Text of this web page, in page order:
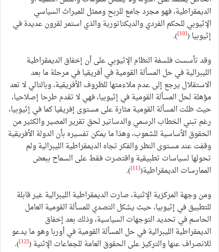
الديمقراطية، فهو مجرد جامع للربح وممثل للميراث السياسي
الإثيوبي للحكم الفردي والديكتاتورية والذي استمر لقرون عديدة في
إثيوبيا ([10]
).
وقد تأسست فلسفة النظام الإثيوبي على أن إخفاق الديمقراطية
الليبرالية في حل المسألة القومية في أفريقيا في مرحلة ما بعد
الاستقلال يرجع إلى عدم ملاءمتها للظروف الأفريقية، وبالتالي لا تعد
مؤهلة لحل المسألة القومية في إثيوبيا، فهي لا تقدم طرحا إصلاحيا،
حيث ظلت المسألة القومية مثارة على مستوى إفريقيا كما في إثيوبيا،
رغم تبني الخطاب الرسمي والدساتير لحق تقرير المصير والكثير من
الحقوق الأساسية للشعوب، وهذا ما يمكن تفسيره بأن الدولة الأفريقية
وقفت عند مستوى النظر والفكر تجاه الديمقراطية الليبرالية ولم
تحولها لسياسات تطبيقية واقتصرت فقط على السماح ببعض
الممارسات الديمقراطية([11]
).
ومن وجهة المركزية الإثنية، صارت الديمقراطية الليبرالية غير قابلة
للتطبيق في إثيوبيا، حيث يشكل التصدي للمسألة القومية العامل
الحاسم في تحديد التوجهات السياسية، وذلك بعد إخفاق
الديمقراطية الليبرالية في حل المسألة القومية في أوربا وهو ما يدعو
للانصراف عنها والتركيز على الحقوق العامة للجماعات الإثنية ([12]
).